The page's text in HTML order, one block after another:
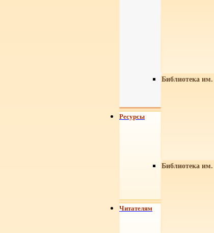
Библиотека
Библиотека
Ресурсы
Читателям